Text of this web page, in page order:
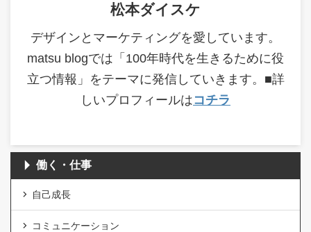
松本ダイスケ
デザインとマーケティングを愛しています。
matsu blogでは「100年時代を生きるために役
立つ情報」をテーマに発信していきます。■詳
しいプロフィールはコチラ
働く・仕事
自己成長
コミュニケーション